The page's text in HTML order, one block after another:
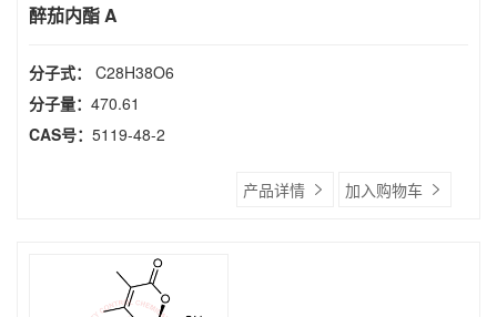
醉茄内酯 A
分子式： C28H38O6
分子量： 470.61
CAS号： 5119-48-2
产品详情 加入购物车